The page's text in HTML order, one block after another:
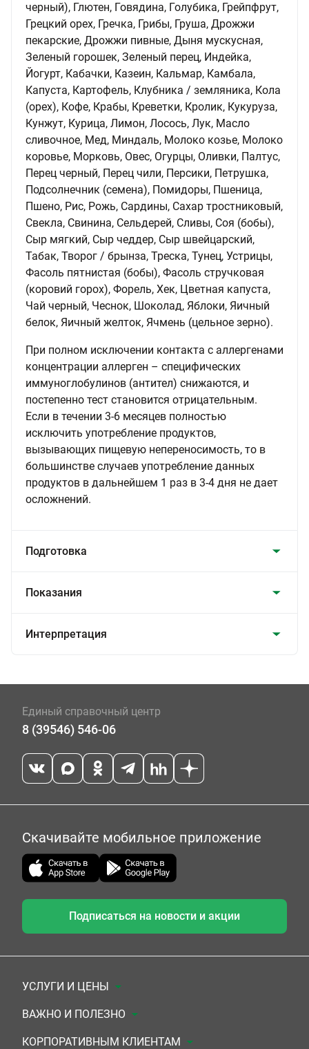
черный), Глютен, Говядина, Голубика, Грейпфрут,
Грецкий орех, Гречка, Грибы, Груша, Дрожжи
пекарские, Дрожжи пивные, Дыня мускусная,
Зеленый горошек, Зеленый перец, Индейка,
Йогурт, Кабачки, Казеин, Кальмар, Камбала,
Капуста, Картофель, Клубника / земляника, Кола
(орех), Кофе, Крабы, Креветки, Кролик, Кукуруза,
Кунжут, Курица, Лимон, Лосось, Лук, Масло
сливочное, Мед, Миндаль, Молоко козье, Молоко
коровье, Морковь, Овес, Огурцы, Оливки, Палтус,
Перец черный, Перец чили, Персики, Петрушка,
Подсолнечник (семена), Помидоры, Пшеница,
Пшено, Рис, Рожь, Сардины, Сахар тростниковый,
Свекла, Свинина, Сельдерей, Сливы, Соя (бобы),
Сыр мягкий, Сыр чеддер, Сыр швейцарский,
Табак, Творог / брынза, Треска, Тунец, Устрицы,
Фасоль пятнистая (бобы), Фасоль стручковая
(коровий горох), Форель, Хек, Цветная капуста,
Чай черный, Чеснок, Шоколад, Яблоки, Яичный
белок, Яичный желток, Ячмень (цельное зерно).
При полном исключении контакта с аллергенами
концентрации аллерген – специфических
иммуноглобулинов (антител) снижаются, и
постепенно тест становится отрицательным.
Если в течении 3-6 месяцев полностью
исключить употребление продуктов,
вызывающих пищевую непереносимость, то в
большинстве случаев употребление данных
продуктов в дальнейшем 1 раз в 3-4 дня не дает
осложнений.
Подготовка
Показания
Интерпретация
Единый справочный центр
8 (39546) 546-06
Скачивайте мобильное приложение
Подписаться на новости и акции
УСЛУГИ И ЦЕНЫ
Анализы
Комплексы
ВАЖНО И ПОЛЕЗНО
Документы для заключения договора
КОРПОРАТИВНЫМ КЛИЕНТАМ